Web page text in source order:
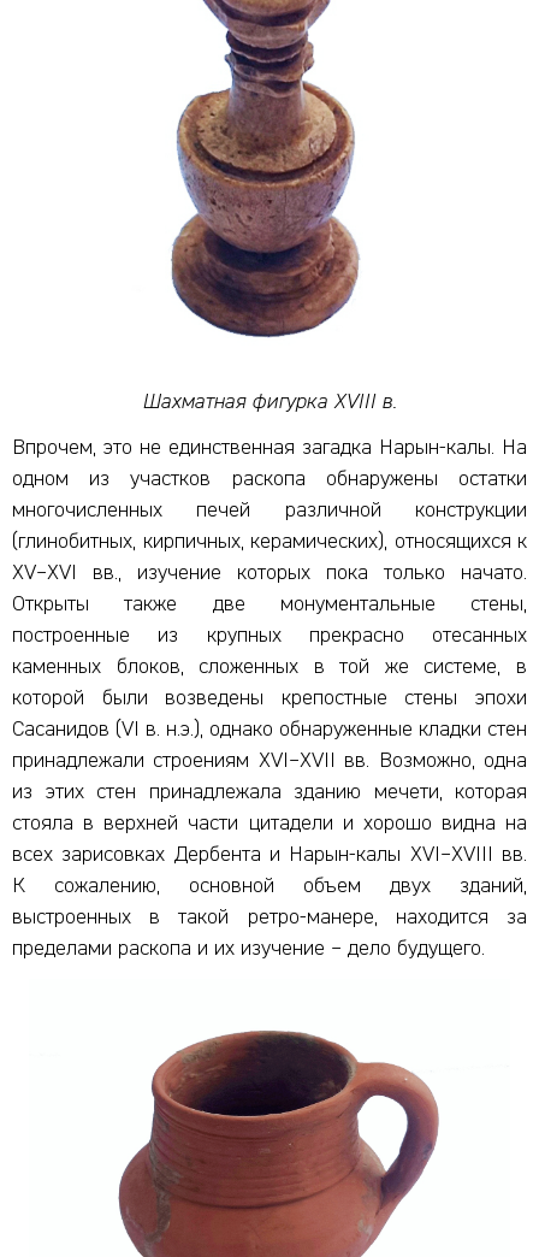
Шахматная фигурка XVIII в.
Впрочем, это не единственная загадка Нарын-калы. На
одном из участков раскопа обнаружены остатки
многочисленных печей различной конструкции
(глинобитных, кирпичных, керамических), относящихся к
XV–XVI вв., изучение которых пока только начато.
Открыты также две монументальные стены,
построенные из крупных прекрасно отесанных
каменных блоков, сложенных в той же системе, в
которой были возведены крепостные стены эпохи
Сасанидов (VI в. н.э.), однако обнаруженные кладки стен
принадлежали строениям XVI–XVII вв. Возможно, одна
из этих стен принадлежала зданию мечети, которая
стояла в верхней части цитадели и хорошо видна на
всех зарисовках Дербента и Нарын-калы XVI–XVIII вв.
К сожалению, основной объем двух зданий,
выстроенных в такой ретро-манере, находится за
пределами раскопа и их изучение – дело будущего.